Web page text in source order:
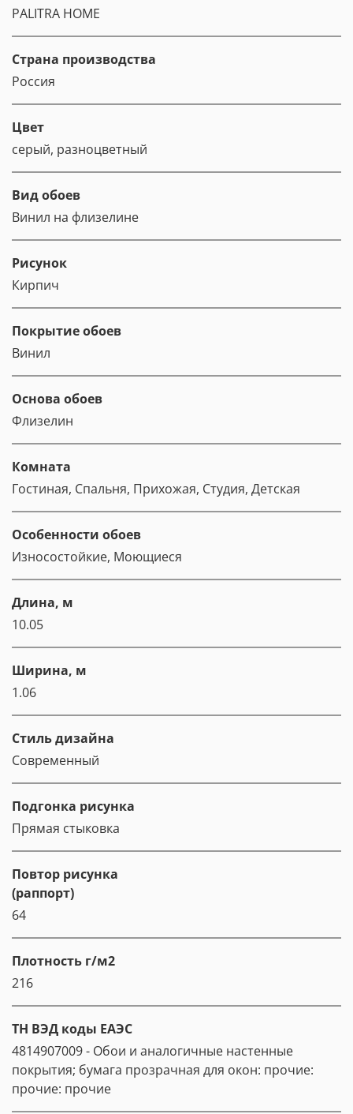
PALITRA HOME
Страна производства
Россия
Цвет
серый, разноцветный
Вид обоев
Винил на флизелине
Рисунок
Кирпич
Покрытие обоев
Винил
Основа обоев
Флизелин
Комната
Гостиная, Спальня, Прихожая, Студия, Детская
Особенности обоев
Износостойкие, Моющиеся
Длина, м
10.05
Ширина, м
1.06
Стиль дизайна
Современный
Подгонка рисунка
Прямая стыковка
Повтор рисунка
(раппорт)
64
Плотность г/м2
216
ТН ВЭД коды ЕАЭС
4814907009 - Обои и аналогичные настенные
покрытия; бумага прозрачная для окон: прочие:
прочие: прочие